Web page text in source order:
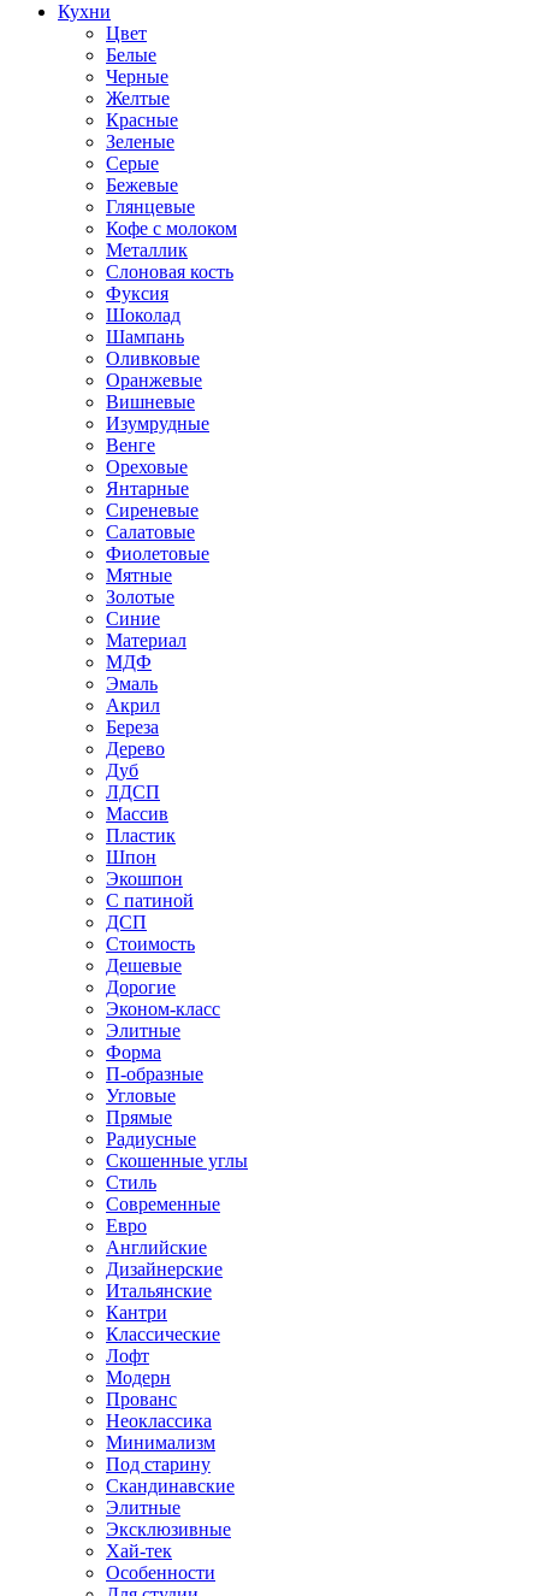
Кухни
Цвет
Белые
Черные
Желтые
Красные
Зеленые
Серые
Бежевые
Глянцевые
Кофе с молоком
Металлик
Слоновая кость
Фуксия
Шоколад
Шампань
Оливковые
Оранжевые
Вишневые
Изумрудные
Венге
Ореховые
Янтарные
Сиреневые
Салатовые
Фиолетовые
Мятные
Золотые
Синие
Материал
МДФ
Эмаль
Акрил
Береза
Дерево
Дуб
ЛДСП
Массив
Пластик
Шпон
Экошпон
С патиной
ДСП
Стоимость
Дешевые
Дорогие
Эконом-класс
Элитные
Форма
П-образные
Угловые
Прямые
Радиусные
Скошенные углы
Стиль
Современные
Евро
Английские
Дизайнерские
Итальянские
Кантри
Классические
Лофт
Модерн
Прованс
Неоклассика
Минимализм
Под старину
Скандинавские
Элитные
Эксклюзивные
Хай-тек
Особенности